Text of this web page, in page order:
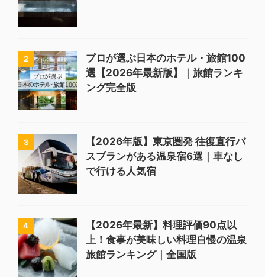
2
プロが選ぶ日本のホテル・旅館100
選【2026年最新版】｜旅館ランキ
ング完全版
3
【2026年版】東京圏発 往復直行バ
スプランがある温泉宿6選｜車なし
で行ける人気宿
4
【2026年最新】料理評価90点以
上！食事が美味しい料理自慢の温泉
旅館ランキング｜全国版